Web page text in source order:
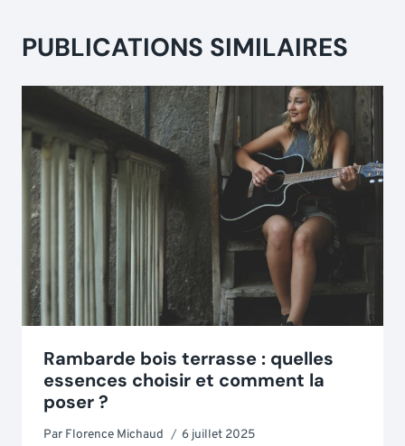
PUBLICATIONS SIMILAIRES
Rambarde bois terrasse : quelles
essences choisir et comment la
poser ?
Par Florence Michaud 6 juillet 2025